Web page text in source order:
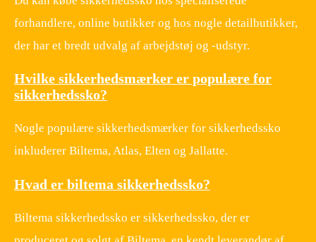
forhandlere, online butikker og hos nogle detailbutikker,
der har et bredt udvalg af arbejdstøj og -udstyr.
Hvilke sikkerhedsmærker er populære for
sikkerhedssko?
Nogle populære sikkerhedsmærker for sikkerhedssko
inkluderer Biltema, Atlas, Elten og Jallatte.
Hvad er biltema sikkerhedssko?
Biltema sikkerhedssko er sikkerhedssko, der er